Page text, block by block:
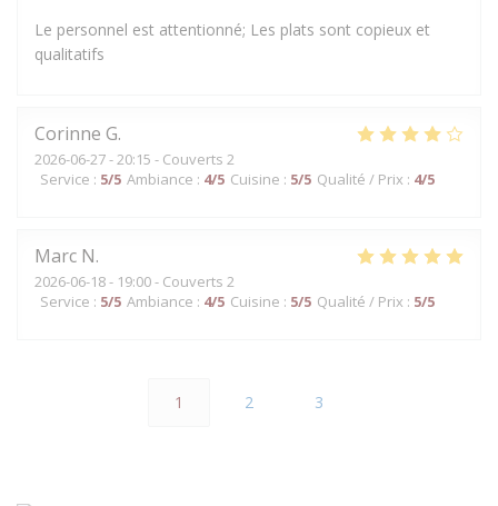
Le personnel est attentionné; Les plats sont copieux et
qualitatifs
Corinne G
2026-06-27- 20:15 - Couverts 2
Service : 5/5 Ambiance : 4/5 Cuisine : 5/5 Qualité / Prix : 4/5
Marc N
2026-06-18- 19:00 - Couverts 2
Service : 5/5 Ambiance : 4/5 Cuisine : 5/5 Qualité / Prix : 5/5
1 2 3